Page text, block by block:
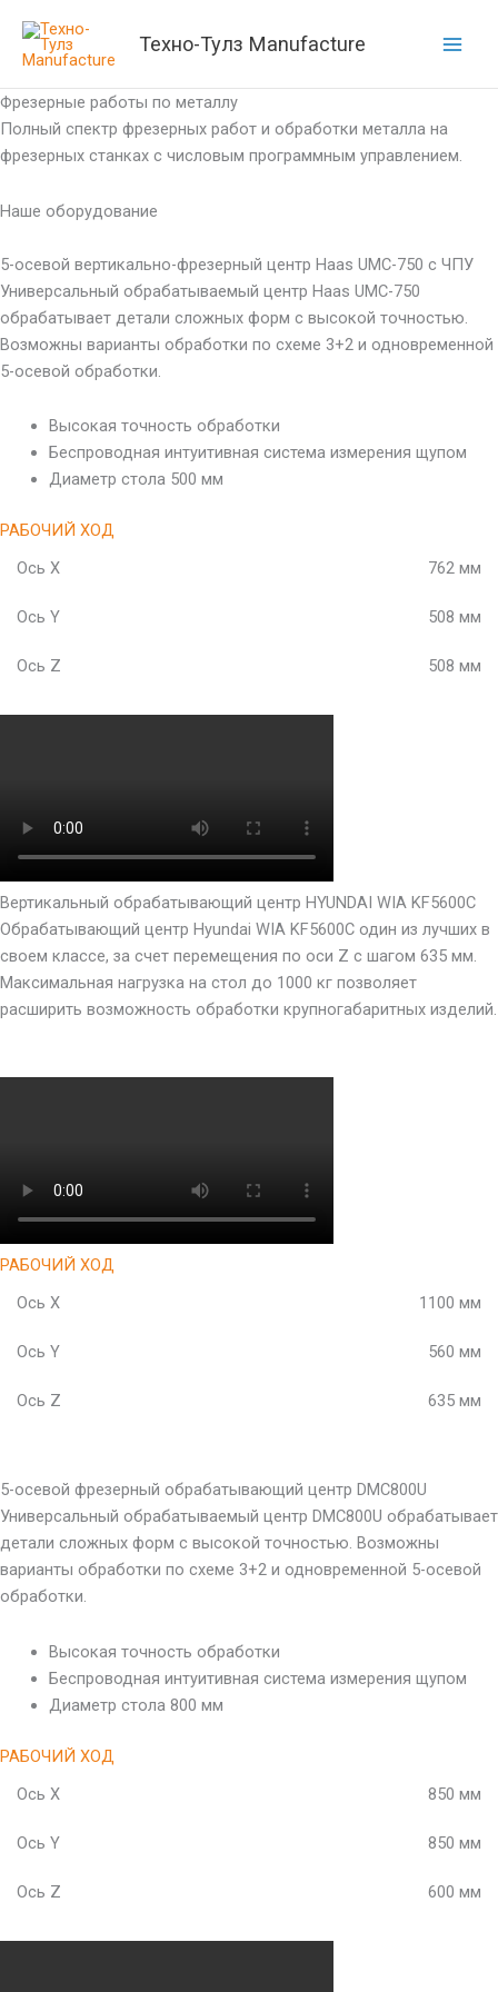
содержимому
Техно-Тулз Manufacture
Фрезерные работы по металлу
Полный спектр фрезерных работ и обработки металла на
фрезерных станках с числовым программным управлением.
Наше оборудование
5-осевой вертикально-фрезерный центр Haas UMC-750 с ЧПУ
Универсальный обрабатываемый центр Haas UMC-750
обрабатывает детали сложных форм с высокой точностью.
Возможны варианты обработки по схеме 3+2 и одновременной
5-осевой обработки.
Высокая точность обработки
Беспроводная интуитивная система измерения щупом
Диаметр стола 500 мм
РАБОЧИЙ ХОД
Ось X
762 мм
Ось Y 508 мм
Ось Z 508 мм
Вертикальный обрабатывающий центр HYUNDAI WIA KF5600C
Обрабатывающий центр Hyundai WIA KF5600C один из лучших в
своем классе, за счет перемещения по оси Z с шагом 635 мм.
Максимальная нагрузка на стол до 1000 кг позволяет
расширить возможность обработки крупногабаритных изделий.
РАБОЧИЙ ХОД
Ось X
1100 мм
Ось Y 560 мм
Ось Z 635 мм
5-осевой фрезерный обрабатывающий центр DMC800U
Универсальный обрабатываемый центр DMC800U обрабатывает
детали сложных форм с высокой точностью. Возможны
варианты обработки по схеме 3+2 и одновременной 5-осевой
обработки.
Высокая точность обработки
Беспроводная интуитивная система измерения щупом
Диаметр стола 800 мм
РАБОЧИЙ ХОД
Ось X
850 мм
Ось Y 850 мм
Ось Z 600 мм